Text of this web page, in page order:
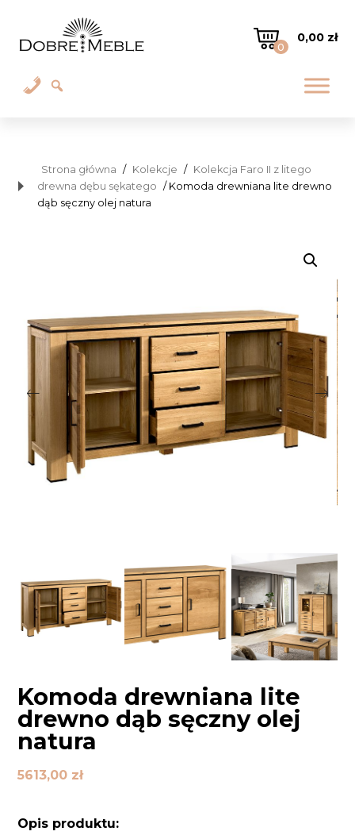
0
0,00 zł
Strona główna / Kolekcje / Kolekcja Faro II z litego
drewna dębu sękatego / Komoda drewniana lite drewno
dąb sęczny olej natura
Komoda drewniana lite
drewno dąb sęczny olej
natura
5613,00 zł
Opis produktu: